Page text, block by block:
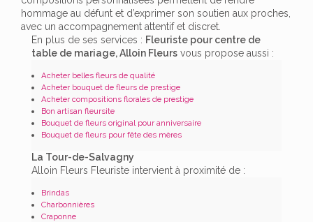
hommage au défunt et d’exprimer son soutien aux proches,
avec un accompagnement attentif et discret.
En plus de ses services : Fleuriste pour centre de
table de mariage, Alloin Fleurs vous propose aussi :
Acheter belles fleurs de qualité
Acheter bouquet de fleurs de prestige
Acheter compositions florales de prestige
Bon artisan fleursite
Bouquet de fleurs original pour anniversaire
Bouquet de fleurs pour fête des mères
La Tour-de-Salvagny
Alloin Fleurs Fleuriste intervient à proximité de :
Brindas
Charbonnières
Craponne